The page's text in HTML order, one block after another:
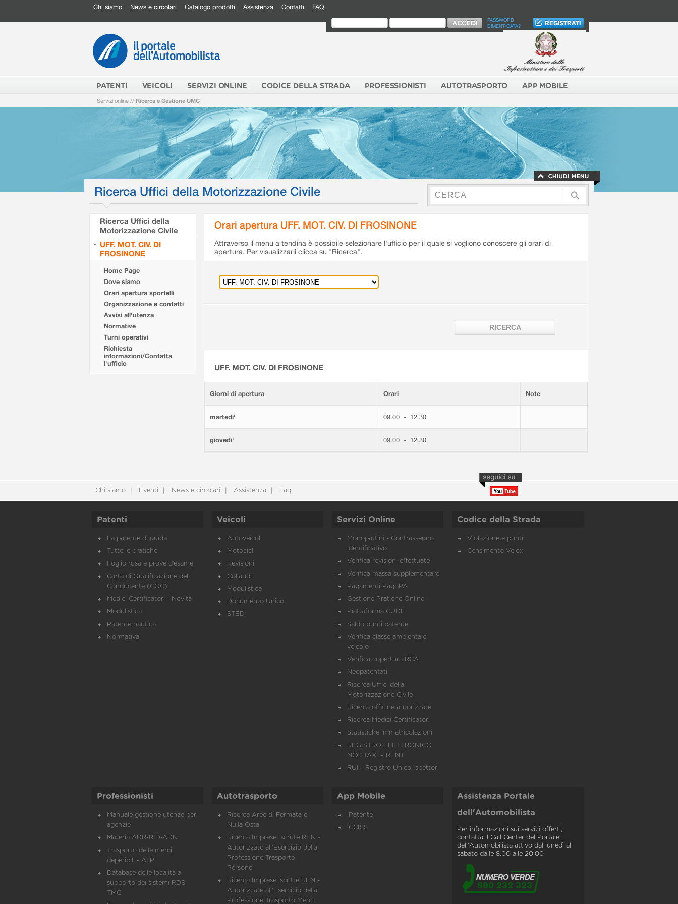
Chi siamo News e circolari Catalogo prodotti Assistenza Contatti FAQ
PASSWORD
DIMENTICATA?
PATENTI VEICOLI SERVIZI ONLINE CODICE DELLA STRADA PROFESSIONISTI AUTOTRASPORTO APP MOBILE
Servizi online // Ricerca e Gestione UMC
Ricerca Uffici della Motorizzazione Civile
Ricerca Uffici della
Motorizzazione Civile
UFF. MOT. CIV. DI
FROSINONE
Home Page
Dove siamo
Orari apertura sportelli
Organizzazione e contatti
Avvisi all'utenza
Normative
Turni operativi
Richiesta
informazioni/Contatta
l'ufficio
Orari apertura UFF. MOT. CIV. DI FROSINONE
Attraverso il menu a tendina è possibile selezionare l'ufficio per il quale si vogliono conoscere gli orari di
apertura. Per visualizzarli clicca su "Ricerca".
UFF. MOT. CIV. DI FROSINONE
Giorni di apertura Orari Note
martedi' 09.00 - 12.30
giovedi' 09.00 - 12.30
Chi siamo Eventi News e circolari Assistenza Faq
Patenti
La patente di guida
Tutte le pratiche
Foglio rosa e prove d’esame
Carta di Qualificazione del
Conducente (CQC)
Medici Certificatori - Novità
Modulistica
Patente nautica
Normativa
Veicoli
Autoveicoli
Motocicli
Revisioni
Collaudi
Modulistica
Documento Unico
STED
Servizi Online
Monopattini - Contrassegno
identificativo
Verifica revisioni effettuate
Verifica massa supplementare
Pagamenti PagoPA
Gestione Pratiche Online
Piattaforma CUDE
Saldo punti patente
Verifica classe ambientale
veicolo
Verifica copertura RCA
Neopatentati
Ricerca Uffici della
Motorizzazione Civile
Ricerca officine autorizzate
Ricerca Medici Certificatori
Statistiche immatricolazioni
REGISTRO ELETTRONICO
NCC TAXI – RENT
RUI - Registro Unico Ispettori
Codice della Strada
Violazione e punti
Censimento Velox
Professionisti
Manuale gestione utenze per
agenzie
Materia ADR-RID-ADN
Trasporto delle merci
deperibili - ATP
Database delle località a
supporto dei sistemi RDS
TMC
Autotrasporto
Ricerca Aree di Fermata e
Nulla Osta
Ricerca Imprese Iscritte REN -
Autorizzate all'Esercizio della
Professione Trasporto
Persone
Ricerca Imprese iscritte REN -
Autorizzate all'Esercizio della
Professione Trasporto Merci
App Mobile
iPatente
iCCISS
Assistenza Portale
dell'Automobilista
Per informazioni sui servizi offerti,
contatta il Call Center del Portale
dell'Automobilista attivo dal lunedì al
sabato dalle 8.00 alle 20.00